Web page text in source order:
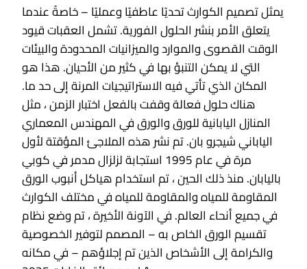
يمثل تصميم الكوارث تحديًا عاطفيًا وعمليًا – خاصةً عندما
يتعلق الأمر بنشر الحلول الفورية. تشمل العقبات قيود
الوقت القصوى والموارد والميزانيات المحدودة والبيئات
التي لا يمكن التنبؤ بها في كثير من الأحيان. هذا هو
المكان الذي تأتي فيه الاستراتيجيات المرنة إلى حد ما.
هناك حلول فعالة وقفت بالفعل اختبار الزمن ، مثل
المنازل اليابانية للورق والورق في المهندس المعماري
الياباني شيجرو بان. تم نشر هذه الملاجئ المؤقتة لأول
مرة في عام 1995 استجابة لزلزال مدمر في كوبي
باليابان. منذ ذلك الحين ، تم استخدام هياكل أنبوب الورق
المقاومة للمياه والمقاومة للمياه في مختلف الكوارث
في جميع أنحاء العالم. في الآونة الأخيرة ، تم وضع نظام
تقسيم الورق الخاص به – المصمم لتوفير الخصوصية
والكرامة إلى الأشخاص الذين تم إجلاؤهم – في مكانه